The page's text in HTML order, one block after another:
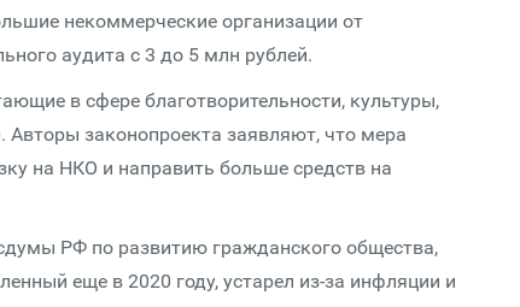
некоммерческие организации от
аудита с 3 до 5 млн рублей.
в сфере благотворительности, культуры,
Авторы законопроекта заявляют, что мера
на НКО и направить больше средств на
РФ по развитию гражданского общества,
еще в 2020 году, устарел из-за инфляции и